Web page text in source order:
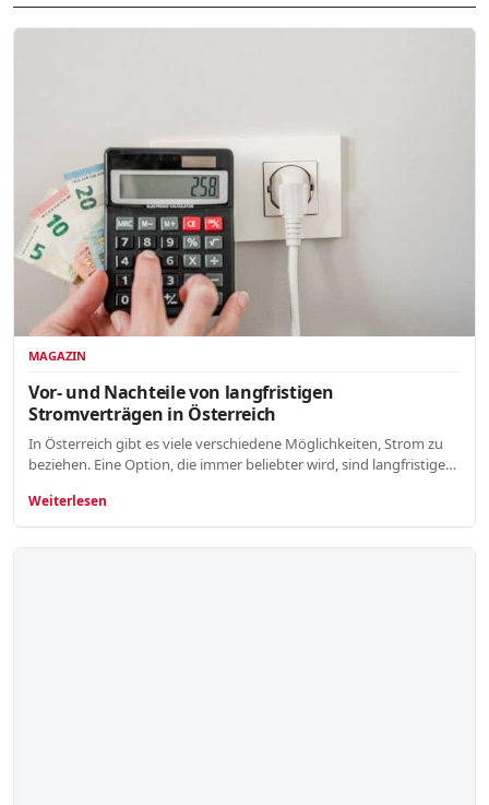
MAGAZIN
Vor- und Nachteile von langfristigen
Stromverträgen in Österreich
In Österreich gibt es viele verschiedene Möglichkeiten, Strom zu
beziehen. Eine Option, die immer beliebter wird, sind langfristige…
Weiterlesen